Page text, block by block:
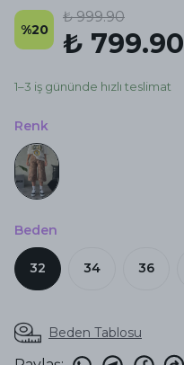
%20
₺ 999.90
₺ 799.90
1–3 iş gününde hızlı teslimat
Renk
Beden
32 34 36
Beden Tablosu